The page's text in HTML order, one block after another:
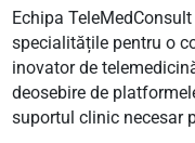
Echipa
specialitățile pentru o
inovator de
deosebire de
suportul clinic necesar